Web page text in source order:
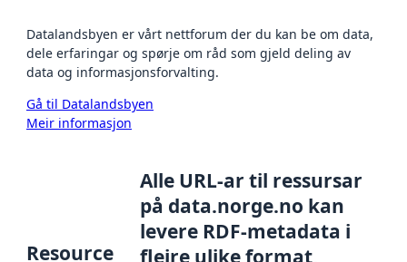
Datalandsbyen er vårt nettforum der du kan be om data,
dele erfaringar og spørje om råd som gjeld deling av
data og informasjonsforvalting.
Gå til Datalandsbyen
Meir informasjon
Resource
Alle URL-ar til ressursar
på data.norge.no kan
levere RDF-metadata i
fleire ulike format,